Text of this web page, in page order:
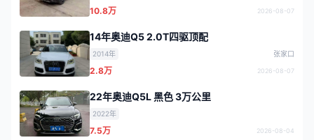
10.8万 2026-08-07
14年奥迪Q5 2.0T四驱顶配
2014年 张家口
2.8万 2026-08-07
22年奥迪Q5L 黑色 3万公里
2022年
7.5万 2026-08-04